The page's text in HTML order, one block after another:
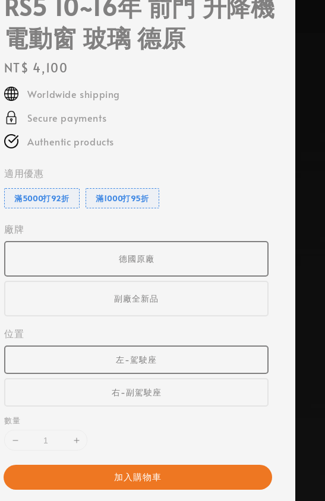
電動窗 玻璃 德原
Regular
price
NT$ 4,100
Worldwide shipping
Secure payments
Authentic products
適用優惠
滿5000打92折 滿1000打95折
廠牌
德國原廠
副廠全新品
位置
左-駕駛座
右-副駕駛座
數量
加入購物車